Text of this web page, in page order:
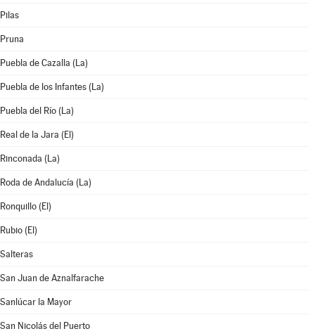
Pilas
Pruna
Puebla de Cazalla (La)
Puebla de los Infantes (La)
Puebla del Río (La)
Real de la Jara (El)
Rinconada (La)
Roda de Andalucía (La)
Ronquillo (El)
Rubio (El)
Salteras
San Juan de Aznalfarache
Sanlúcar la Mayor
San Nicolás del Puerto